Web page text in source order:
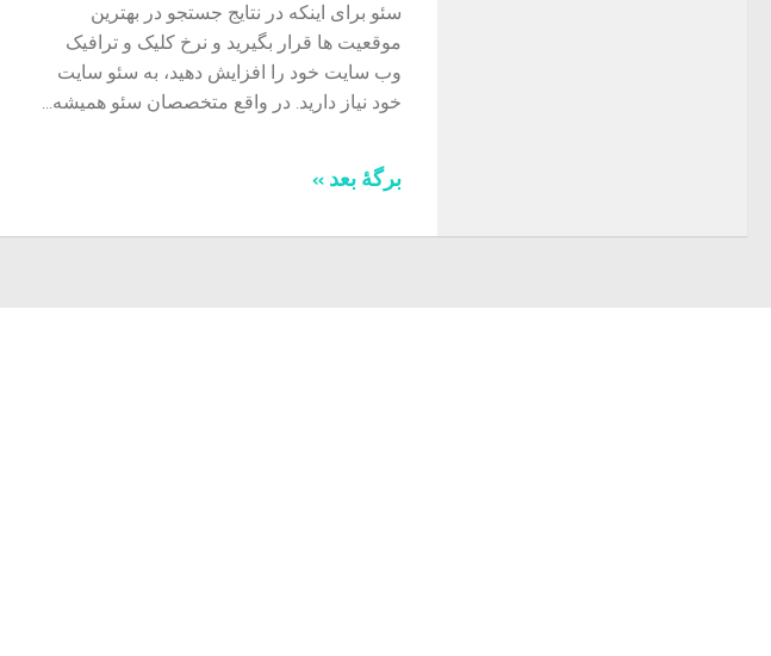
سئو برای اینکه در نتایج جستجو در بهترین
موقعیت ها قرار بگیرید و نرخ کلیک و ترافیک
وب سایت خود را افزایش دهید، به سئو سایت
خود نیاز دارید. در واقع متخصصان سئو همیشه...
برگهٔ بعد »